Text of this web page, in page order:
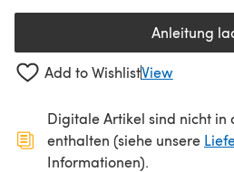
Anleitung
Add to WishlistView
Digitale Artikel sind nicht in
enthalten (siehe unsere
Informationen).